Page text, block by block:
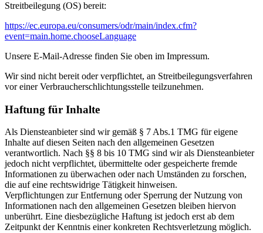
Streitbeilegung (OS) bereit:
https://ec.europa.eu/consumers/odr/main/index.cfm?
event=main.home.chooseLanguage
Unsere E-Mail-Adresse finden Sie oben im Impressum.
Wir sind nicht bereit oder verpflichtet, an Streitbeilegungsverfahren
vor einer Verbraucherschlichtungsstelle teilzunehmen.
Haftung für Inhalte
Als Diensteanbieter sind wir gemäß § 7 Abs.1 TMG für eigene
Inhalte auf diesen Seiten nach den allgemeinen Gesetzen
verantwortlich. Nach §§ 8 bis 10 TMG sind wir als Diensteanbieter
jedoch nicht verpflichtet, übermittelte oder gespeicherte fremde
Informationen zu überwachen oder nach Umständen zu forschen,
die auf eine rechtswidrige Tätigkeit hinweisen.
Verpflichtungen zur Entfernung oder Sperrung der Nutzung von
Informationen nach den allgemeinen Gesetzen bleiben hiervon
unberührt. Eine diesbezügliche Haftung ist jedoch erst ab dem
Zeitpunkt der Kenntnis einer konkreten Rechtsverletzung möglich.